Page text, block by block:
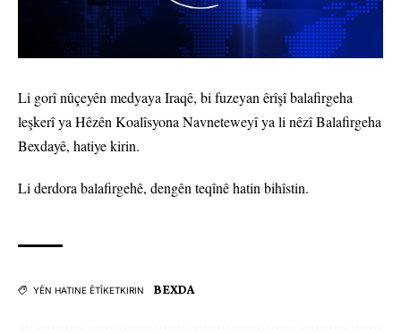
Li gorî nûçeyên medyaya Iraqê, bi fuzeyan êrîşî balafirgeha
leşkerî ya Hêzên Koalîsyona Navneteweyî ya li nêzî Balafirgeha
Bexdayê, hatiye kirin.
Li derdora balafirgehê, dengên teqînê hatin bihîstin.
YÊN HATINE ÊTÎKETKIRIN BEXDA